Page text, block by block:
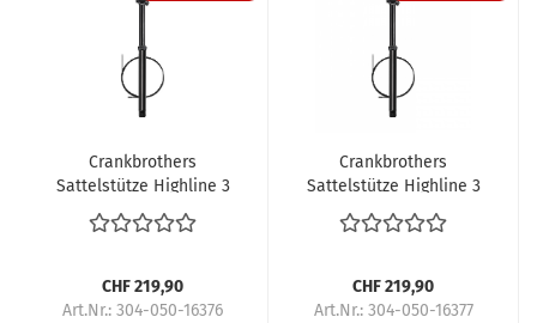
Crankbrothers
Sattelstütze Highline 3
CHF 219,90
Art.Nr.: 304-050-16376
Crankbrothers
Sattelstütze Highline 3
CHF 219,90
Art.Nr.: 304-050-16377